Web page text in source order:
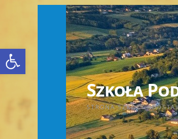
Otwórz pasek narzędzi
Szkoła
STRONA SZKOŁY